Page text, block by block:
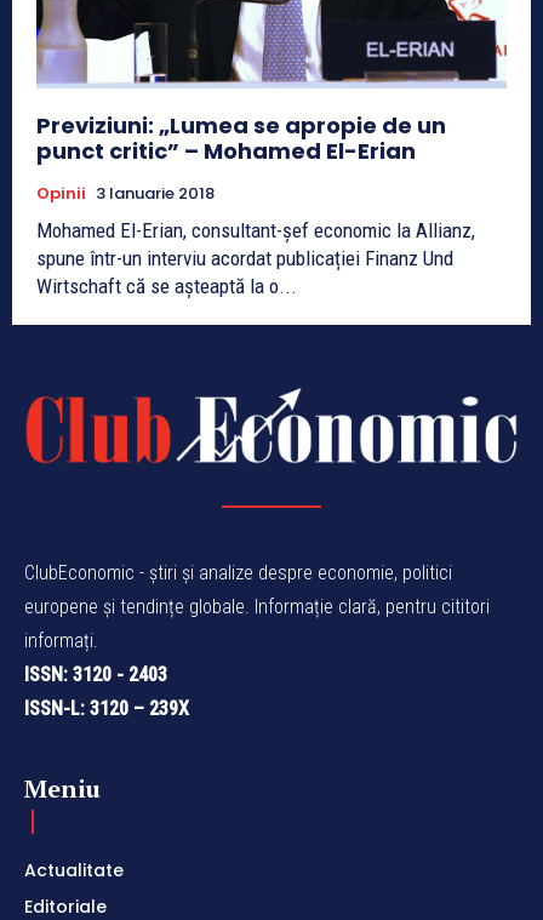
Previziuni: „Lumea se apropie de un
punct critic” – Mohamed El-Erian
Opinii 3 Ianuarie 2018
Mohamed El-Erian, consultant-șef economic la Allianz,
spune într-un interviu acordat publicației Finanz Und
Wirtschaft că se așteaptă la o...
ClubEconomic - știri și analize despre economie, politici
europene și tendințe globale. Informație clară, pentru cititori
informați.
ISSN: 3120 - 2403
ISSN-L: 3120 – 239X
Meniu
Actualitate
Editoriale